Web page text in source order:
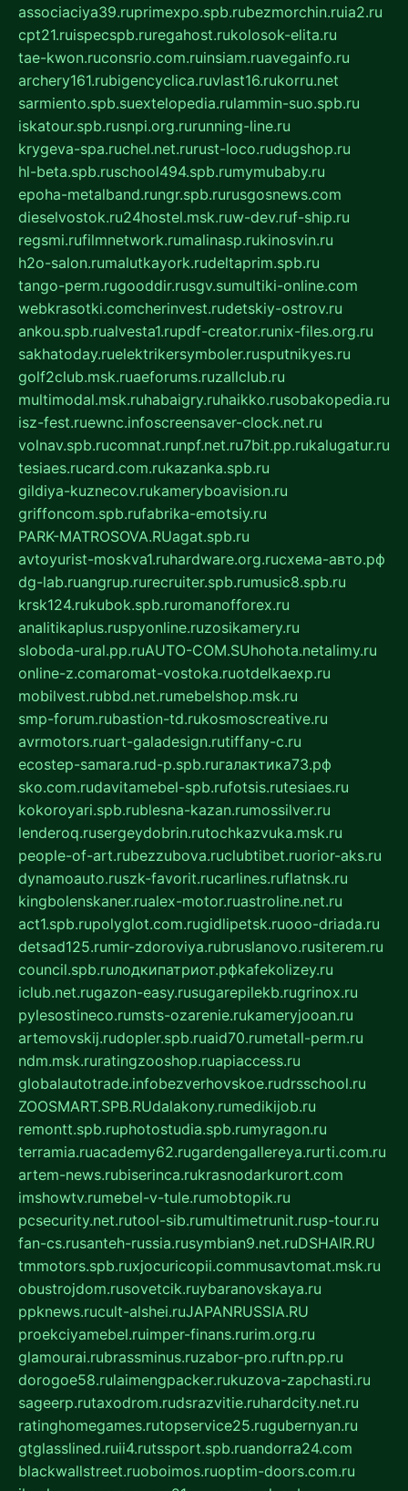
associaciya39.ruprimexpo.spb.rubezmorchin.ruia2.ru
cpt21.ruispecspb.ruregahost.rukolosok-elita.ru
tae-kwon.ruconsrio.com.ruinsiam.ruavegainfo.ru
archery161.rubigencyclica.ruvlast16.rukorru.net
sarmiento.spb.suextelopedia.rulammin-suo.spb.ru
iskatour.spb.rusnpi.org.rurunning-line.ru
krygeva-spa.ruchel.net.rurust-loco.rudugshop.ru
hl-beta.spb.ruschool494.spb.rumymubaby.ru
epoha-metalband.rungr.spb.rurusgosnews.com
dieselvostok.ru24hostel.msk.ruw-dev.ruf-ship.ru
regsmi.rufilmnetwork.rumalinasp.rukinosvin.ru
h2o-salon.rumalutkayork.rudeltaprim.spb.ru
tango-perm.rugooddir.rusgv.sumultiki-online.com
webkrasotki.comcherinvest.rudetskiy-ostrov.ru
ankou.spb.rualvesta1.rupdf-creator.runix-files.org.ru
sakhatoday.ruelektrikersymboler.rusputnikyes.ru
golf2club.msk.ruaeforums.ruzallclub.ru
multimodal.msk.ruhabaigry.ruhaikko.rusobakopedia.ru
isz-fest.ruewnc.infoscreensaver-clock.net.ru
volnav.spb.rucomnat.runpf.net.ru7bit.pp.rukalugatur.ru
tesiaes.rucard.com.rukazanka.spb.ru
gildiya-kuznecov.rukameryboavision.ru
griffoncom.spb.rufabrika-emotsiy.ru
PARK-MATROSOVA.RUagat.spb.ru
avtoyurist-moskva1.ruhardware.org.ruсхема-авто.рф
dg-lab.ruangrup.rurecruiter.spb.rumusic8.spb.ru
krsk124.rukubok.spb.ruromanofforex.ru
analitikaplus.ruspyonline.ruzosikamery.ru
sloboda-ural.pp.ruAUTO-COM.SUhohota.netalimy.ru
online-z.comaromat-vostoka.ruotdelkaexp.ru
mobilvest.rubbd.net.rumebelshop.msk.ru
smp-forum.rubastion-td.rukosmoscreative.ru
avrmotors.ruart-galadesign.rutiffany-c.ru
ecostep-samara.rud-p.spb.ruгалактика73.рф
sko.com.rudavitamebel-spb.rufotsis.rutesiaes.ru
kokoroyari.spb.rublesna-kazan.rumossilver.ru
lenderoq.rusergeydobrin.rutochkazvuka.msk.ru
people-of-art.rubezzubova.ruclubtibet.ruorior-aks.ru
dynamoauto.ruszk-favorit.rucarlines.ruflatnsk.ru
kingbolenskaner.rualex-motor.ruastroline.net.ru
act1.spb.rupolyglot.com.rugidlipetsk.ruooo-driada.ru
detsad125.rumir-zdoroviya.rubruslanovo.rusiterem.ru
council.spb.ruлодкипатриот.рфkafekolizey.ru
iclub.net.rugazon-easy.rusugarepilekb.rugrinox.ru
pylesostineco.rumsts-ozarenie.rukameryjooan.ru
artemovskij.rudopler.spb.ruaid70.rumetall-perm.ru
ndm.msk.ruratingzooshop.ruapiaccess.ru
globalautotrade.infobezverhovskoe.rudrsschool.ru
ZOOSMART.SPB.RUdalakony.rumedikijob.ru
remontt.spb.ruphotostudia.spb.rumyragon.ru
terramia.ruacademy62.rugardengallereya.rurti.com.ru
artem-news.rubiserinca.rukrasnodarkurort.com
imshowtv.rumebel-v-tule.rumobtopik.ru
pcsecurity.net.rutool-sib.rumultimetrunit.rusp-tour.ru
fan-cs.rusanteh-russia.rusymbian9.net.ruDSHAIR.RU
tmmotors.spb.ruxjocuricopii.commusavtomat.msk.ru
obustrojdom.rusovetcik.ruybaranovskaya.ru
ppknews.rucult-alshei.ruJAPANRUSSIA.RU
proekciyamebel.ruimper-finans.rurim.org.ru
glamourai.rubrassminus.ruzabor-pro.ruftn.pp.ru
dorogoe58.rulaimengpacker.rukuzova-zapchasti.ru
sageerp.rutaxodrom.rudsrazvitie.ruhardcity.net.ru
ratinghomegames.rutopservice25.rugubernyan.ru
gtglasslined.ruii4.rutssport.spb.ruandorra24.com
blackwallstreet.ruoboimos.ruoptim-doors.com.ru